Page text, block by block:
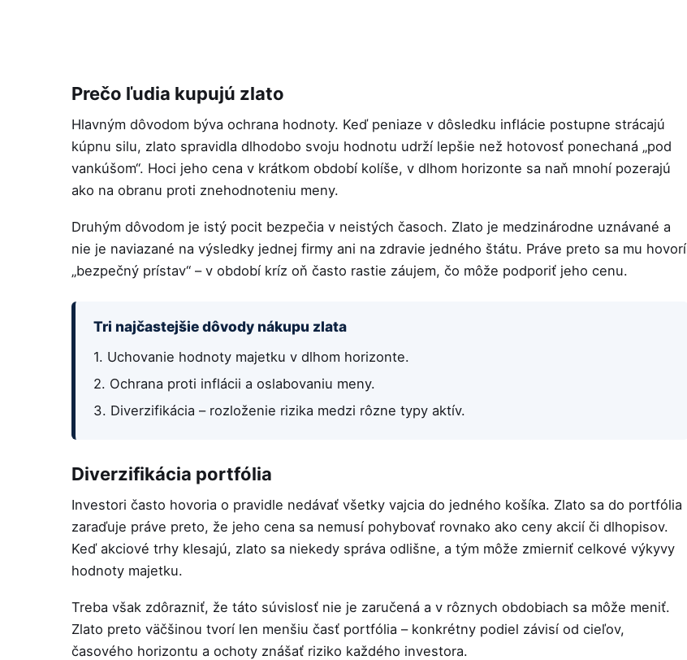
Prečo ľudia kupujú zlato
Hlavným dôvodom býva ochrana hodnoty. Keď peniaze v dôsledku inflácie postupne strácajú
kúpnu silu, zlato spravidla dlhodobo svoju hodnotu udrží lepšie než hotovosť ponechaná „pod
vankúšom“. Hoci jeho cena v krátkom období kolíše, v dlhom horizonte sa naň mnohí pozerajú
ako na obranu proti znehodnoteniu meny.
Druhým dôvodom je istý pocit bezpečia v neistých časoch. Zlato je medzinárodne uznávané a
nie je naviazané na výsledky jednej firmy ani na zdravie jedného štátu. Práve preto sa mu hovorí
„bezpečný prístav“ – v období kríz oň často rastie záujem, čo môže podporiť jeho cenu.
Tri najčastejšie dôvody nákupu zlata
1. Uchovanie hodnoty majetku v dlhom horizonte.
2. Ochrana proti inflácii a oslabovaniu meny.
3. Diverzifikácia – rozloženie rizika medzi rôzne typy aktív.
Diverzifikácia portfólia
Investori často hovoria o pravidle nedávať všetky vajcia do jedného košíka. Zlato sa do portfólia
zaraďuje práve preto, že jeho cena sa nemusí pohybovať rovnako ako ceny akcií či dlhopisov.
Keď akciové trhy klesajú, zlato sa niekedy správa odlišne, a tým môže zmierniť celkové výkyvy
hodnoty majetku.
Treba však zdôrazniť, že táto súvislosť nie je zaručená a v rôznych obdobiach sa môže meniť.
Zlato preto väčšinou tvorí len menšiu časť portfólia – konkrétny podiel závisí od cieľov,
časového horizontu a ochoty znášať riziko každého investora.